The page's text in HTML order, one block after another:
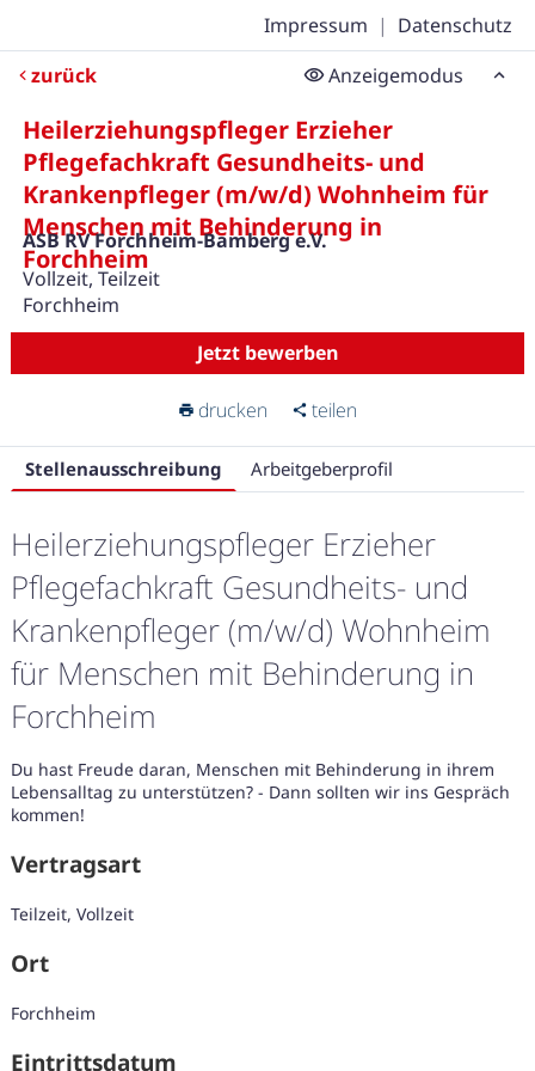
Impressum | Datenschutz
zurück
Anzeigemodus
Heilerziehungspfleger Erzieher
Pflegefachkraft Gesundheits- und
Krankenpfleger (m/w/d) Wohnheim für
Menschen mit Behinderung in
Forchheim
ASB RV Forchheim-Bamberg e.V.
Vollzeit, Teilzeit
Forchheim
Jetzt bewerben
drucken teilen
Stellenausschreibung Arbeitgeberprofil
Heilerziehungspfleger Erzieher
Pflegefachkraft Gesundheits- und
Krankenpfleger (m/w/d) Wohnheim
für Menschen mit Behinderung in
Forchheim
Du hast Freude daran, Menschen mit Behinderung in ihrem
Lebensalltag zu unterstützen? - Dann sollten wir ins Gespräch
kommen!
Vertragsart
Teilzeit, Vollzeit
Ort
Forchheim
Eintrittsdatum